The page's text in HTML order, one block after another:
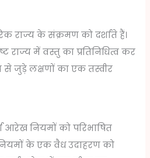
राज्य के संक्रमण को दर्शाते हैं।
में वस्तु का प्रतिनिधित्व कर
जुड़े लक्षणों का एक तस्वीर
आरेख नियमों को परिभाषित
के एक वैध उदाहरण को